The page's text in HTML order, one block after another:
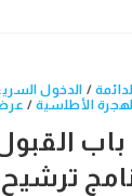
/الدخول السريع/
الأطلسية/عرض
ترشيح